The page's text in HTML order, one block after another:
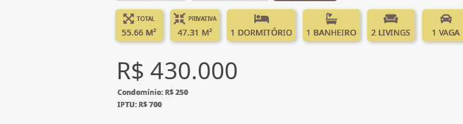
TOTAL
55.66 M²
PRIVATIVA
47.31 M² 1 DORMITÓRIO 1 BANHEIRO 2 LIVINGS 1 VAGA
R$ 430.000
Condomínio: R$ 250
IPTU: R$ 700